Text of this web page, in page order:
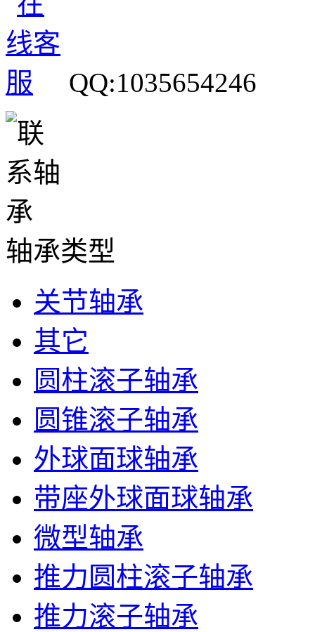
QQ:1035654246
轴承类型
关节轴承
其它
圆柱滚子轴承
圆锥滚子轴承
外球面球轴承
带座外球面球轴承
微型轴承
推力圆柱滚子轴承
推力滚子轴承